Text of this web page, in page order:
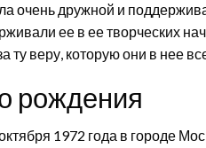
очень дружной и
ее в ее творческих
ту веру, которую они в нее
рождения
1972 года в городе